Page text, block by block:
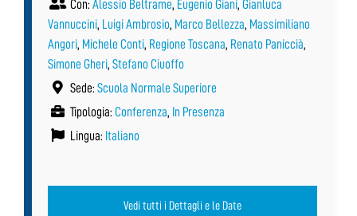
Con: Alessio Beltrame, Eugenio Giani, Gianluca
Vannuccini, Luigi Ambrosio, Marco Bellezza, Massimiliano
Angori, Michele Conti, Regione Toscana, Renato Paniccià,
Simone Gheri, Stefano Ciuoffo
Sede: Scuola Normale Superiore
Tipologia: Conferenza, In Presenza
Lingua: Italiano
Vedi tutti i Dettagli e le Date